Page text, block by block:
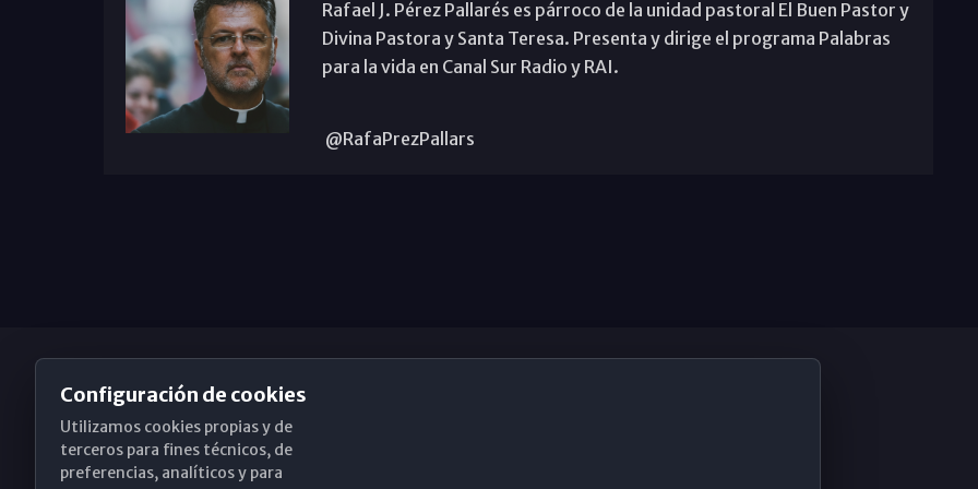
Rafael J. Pérez Pallarés es párroco de la unidad pastoral El Buen Pastor y
Divina Pastora y Santa Teresa. Presenta y dirige el programa Palabras
para la vida en Canal Sur Radio y RAI.
@RafaPrezPallars
Obispado de Málaga
Configuración de cookies
Utilizamos cookies propias y de
terceros para fines técnicos, de
preferencias, analíticos y para